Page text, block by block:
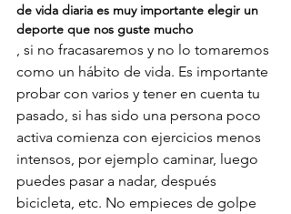
de vida diaria es muy importante elegir un
deporte que nos guste mucho
, si no fracasaremos y no lo tomaremos
como un hábito de vida. Es importante
probar con varios y tener en cuenta tu
pasado, si has sido una persona poco
activa comienza con ejercicios menos
intensos, por ejemplo caminar, luego
puedes pasar a nadar, después
bicicleta, etc. No empieces de golpe